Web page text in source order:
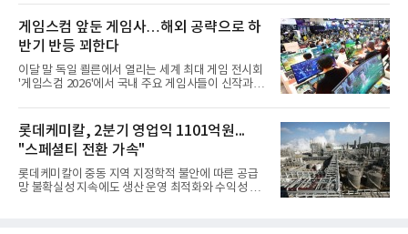
이뤄졌다. 이후 2012년 한국형 구축함(KDX-1) 이상
의 함정에 실전 배치됐다.그해 7월 해군은 동해상에서
성능 검증을 위해 홍상어 시험발사를 실시했다. 이때
홍상어가 목표 지점에서 입수한 후 표적을 타격하지
못하고 물속에서 멈춰버리는 예상 밖의 일이 벌어졌
다. 2차 품질확인 사격 시험에서도 만족스러운 결과를
얻지 못했다. 완벽한 신뢰성 확보를 위해 LIG넥스원은
분야를
게임스컴 앞둔 게임사…해외 공략으로 하
반기 반등 꾀한다
이달 말 독일 쾰른에서 열리는 세계 최대 게임 전시회
'게임스컴 2026'에서 국내 주요 게임사들이 신작과 글
체별로 엇갈린 가운데 하반기 신작 흥행과 해외 시장
성과가 실적을 좌우할 핵심 변수로 떠오르고 있다.8일
업계에 따르면 올해 상반기 게임업계는 기업별 성적
표가 크게 갈렸다. 대표적으로 크래프톤은 'PUBG: 배
틀그라운드'의 안정적인 성장에 힘입어 상반기 연결
기준 매출 2조6616억원, 영업이익 9725억원으로 역
대 최대 실적을 기록했다. 엔씨도 올해 출시한 '아이온
롯데케미칼, 2분기 영업익 1101억원...
"스페셜티 전환 가속"
롯데케미칼이 중동 지역 지정학적 불안에 따른 공급
망 불확실성 지속에도 생산 운영 최적화와 수익성 중